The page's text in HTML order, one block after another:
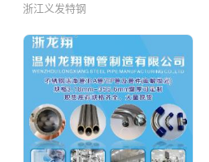
浙江义发特钢